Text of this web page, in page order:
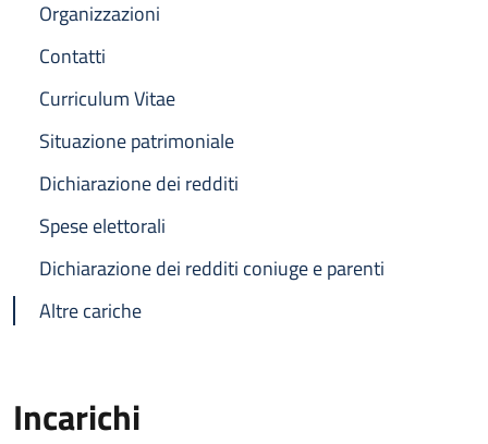
Organizzazioni
Contatti
Curriculum Vitae
Situazione patrimoniale
Dichiarazione dei redditi
Spese elettorali
Dichiarazione dei redditi coniuge e parenti
Altre cariche
Incarichi